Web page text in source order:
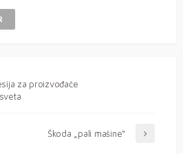
za proizvođače
Škoda „pali mašine“